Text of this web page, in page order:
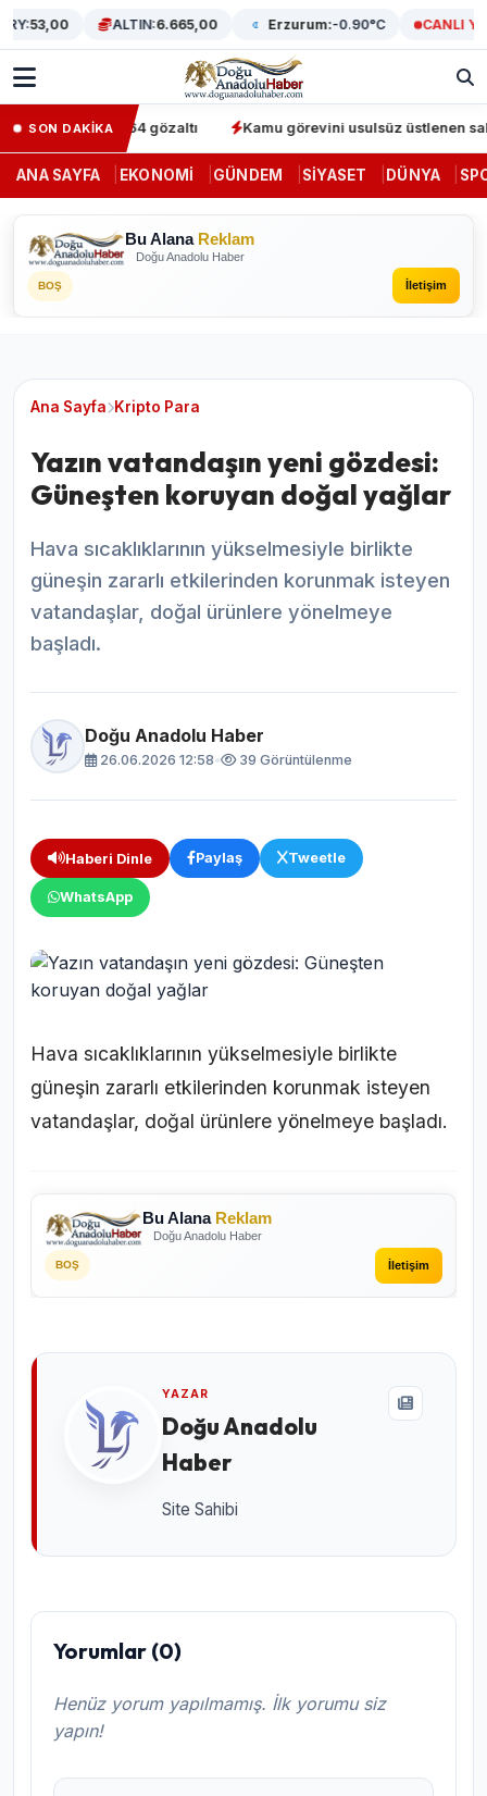
53,00 ALTIN:6.665,00 Erzurum:-0.90°C CANLI
SON DAKİKA64 gözaltı Kamu görevini usulsüz üstlenen
ANA SAYFA EKONOMI GÜNDEM SIYASET DÜNYA
Bu Alana Reklam
Doğu Anadolu Haber
BOŞ İletişim
Ana Sayfa Kripto Para
Yazın vatandaşın yeni gözdesi:
Güneşten koruyan doğal yağlar
Hava sıcaklıklarının yükselmesiyle birlikte
güneşin zararlı etkilerinden korunmak isteyen
vatandaşlar, doğal ürünlere yönelmeye
başladı.
Doğu Anadolu Haber
26.06.2026 12:58• 39 Görüntülenme
Haberi Dinle Paylaş Tweetle
WhatsApp
Hava sıcaklıklarının yükselmesiyle birlikte
güneşin zararlı etkilerinden korunmak isteyen
vatandaşlar, doğal ürünlere yönelmeye başladı.
Bu Alana Reklam
Doğu Anadolu Haber
BOŞ İletişim
YAZAR
Doğu Anadolu
Haber
Site Sahibi
Yorumlar (0)
Henüz yorum yapılmamış. İlk yorumu siz
yapın!